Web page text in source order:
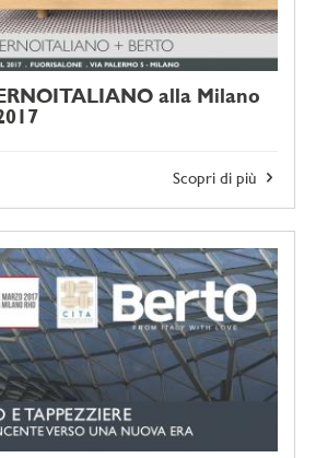
alla Milano
Scopri di più